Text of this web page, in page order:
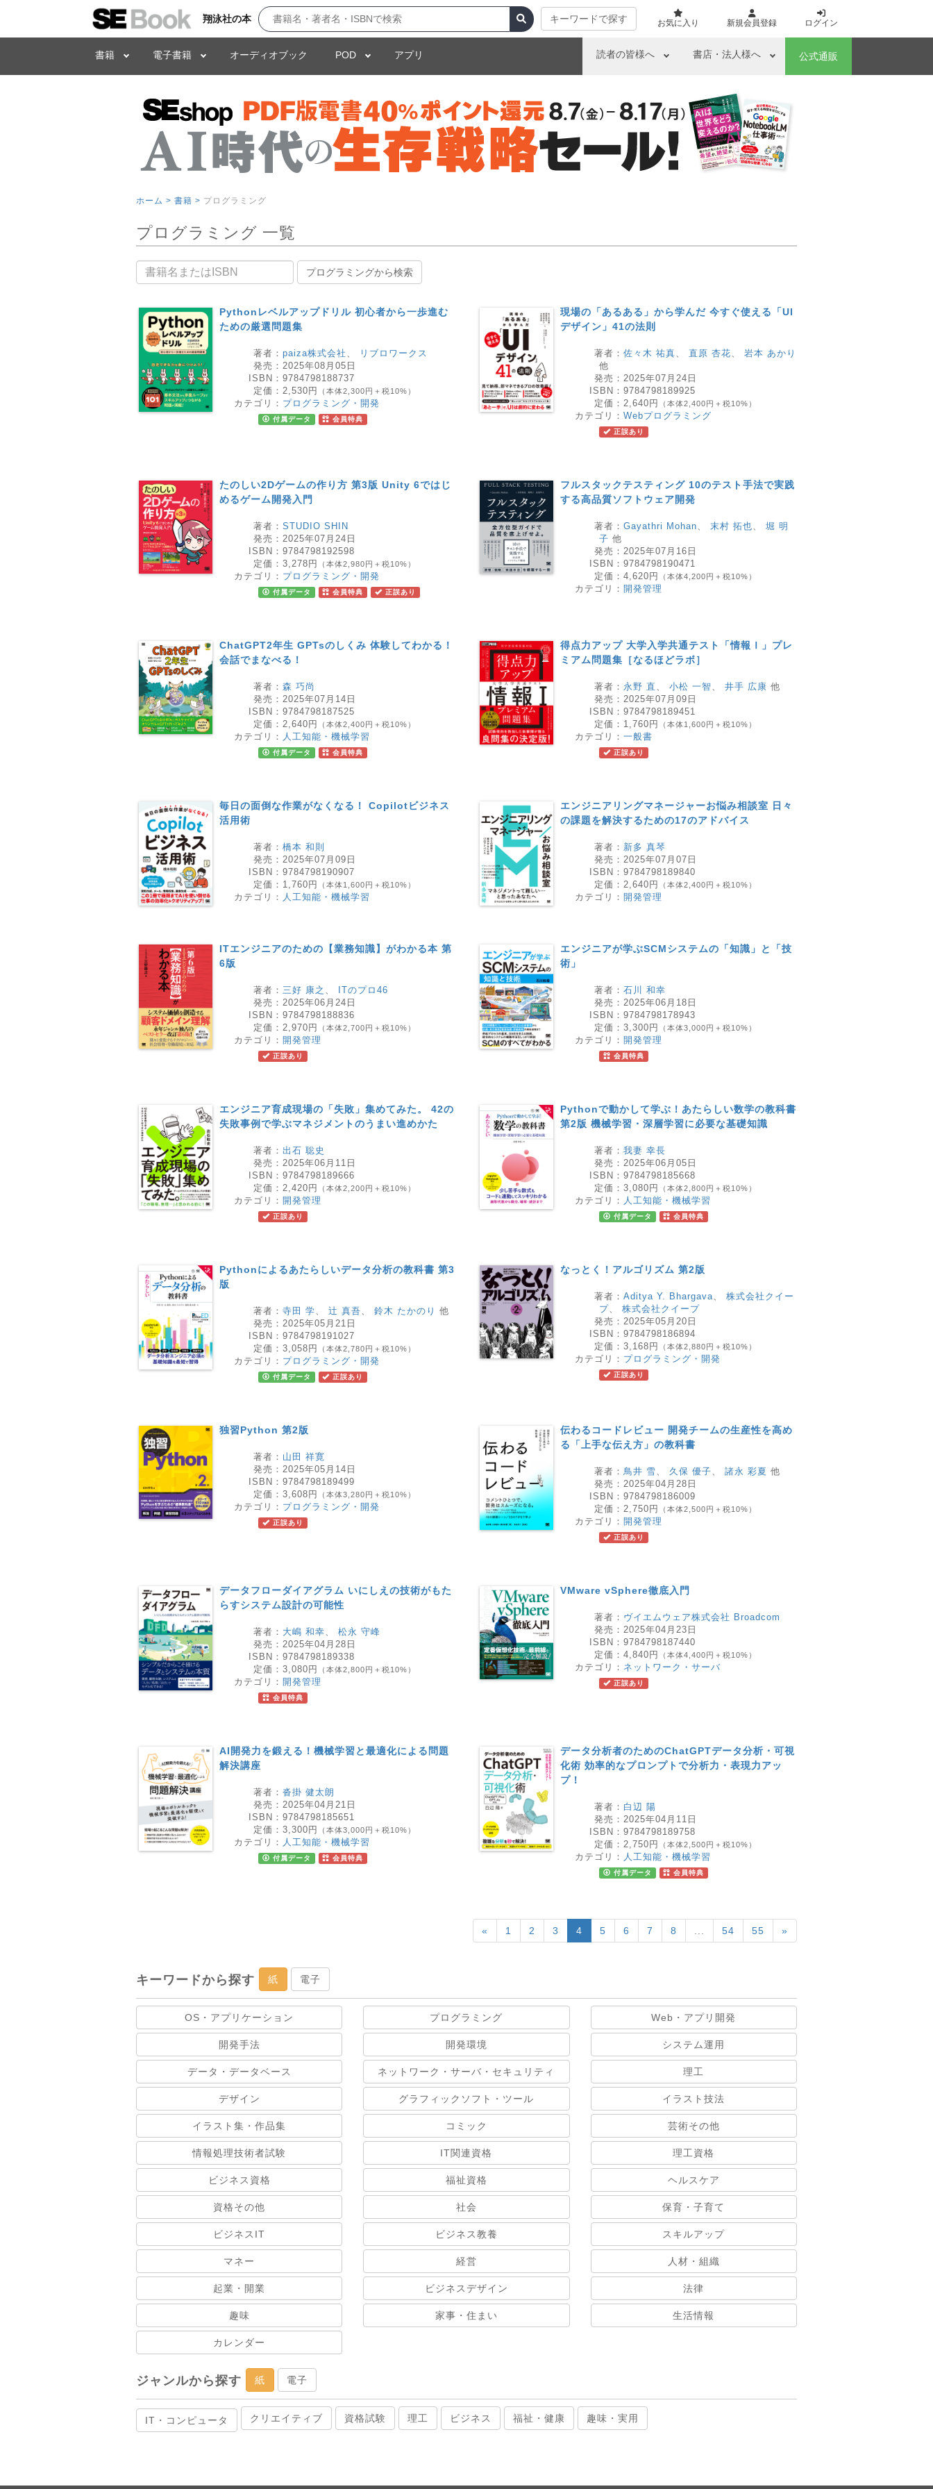
翔泳社の本 キーワードで探す お気に入り 新規会員登録 ログイン
書籍 電子書籍 オーディオブック POD アプリ 読者の皆様へ 書店・法人様へ 公式通販
ホーム > 書籍 > プログラミング
プログラミング 一覧
書籍名 プログラミングから検索
Pythonレベルアップドリル 初心者から一歩進む
ための厳選問題集
著者： paiza株式会社 、
リブロワークス
発売： 2025年08月05日
ISBN： 9784798188737
定価： 2,530円 （本体2,300円＋税10%）
カテゴリ： プログラミング・開発
付属データ 会員特典
現場の「あるある」から学んだ 今すぐ使える「UI
デザイン」41の法則
著者： 佐々木 祐真、 直原 杏花、 岩本 あかり
他
発売： 2025年07月24日
ISBN： 9784798189925
定価： 2,640円 （本体2,400円＋税10%）
カテゴリ： Webプログラミング
正誤あり
たのしい2Dゲームの作り方 第3版 Unity 6ではじ
めるゲーム開発入門
著者： STUDIO SHIN
発売： 2025年07月24日
ISBN： 9784798192598
定価： 3,278円 （本体2,980円＋税10%）
カテゴリ： プログラミング・開発
付属データ 会員特典 正誤あり
フルスタックテスティング 10のテスト手法で実践
する高品質ソフトウェア開発
著者： Gayathri Mohan、 末村 拓也、 堀 明
子 他
発売： 2025年07月16日
ISBN： 9784798190471
定価： 4,620円 （本体4,200円＋税10%）
カテゴリ： 開発管理
ChatGPT2年生 GPTsのしくみ 体験してわかる！
会話でまなべる！
著者： 森 巧尚
発売： 2025年07月14日
ISBN： 9784798187525
定価： 2,640円 （本体2,400円＋税10%）
カテゴリ： 人工知能・機械学習
付属データ 会員特典
得点力アップ 大学入学共通テスト「情報Ｉ」プレ
ミアム問題集［なるほどラボ］
著者： 永野 直 、 小松 一智、 井手 広康 他
発売： 2025年07月09日
ISBN： 9784798189451
定価： 1,760円 （本体1,600円＋税10%）
カテゴリ： 一般書
正誤あり
毎日の面倒な作業がなくなる！ Copilotビジネス
活用術
著者： 橋本 和則
発売： 2025年07月09日
ISBN： 9784798190907
定価： 1,760円 （本体1,600円＋税10%）
カテゴリ： 人工知能・機械学習
エンジニアリングマネージャーお悩み相談室 日々
の課題を解決するための17のアドバイス
著者： 新多 真琴
発売： 2025年07月07日
ISBN： 9784798189840
定価： 2,640円 （本体2,400円＋税10%）
カテゴリ： 開発管理
ITエンジニアのための【業務知識】がわかる本 第
6版
著者： 三好 康之 、
ITのプロ46
発売： 2025年06月24日
ISBN： 9784798188836
定価： 2,970円 （本体2,700円＋税10%）
カテゴリ： 開発管理
正誤あり
エンジニアが学ぶSCMシステムの「知識」と「技
術」
著者： 石川 和幸
発売： 2025年06月18日
ISBN： 9784798178943
定価： 3,300円 （本体3,000円＋税10%）
カテゴリ： 開発管理
会員特典
エンジニア育成現場の「失敗」集めてみた。 42の
失敗事例で学ぶマネジメントのうまい進めかた
著者： 出石 聡史
発売： 2025年06月11日
ISBN： 9784798189666
定価： 2,420円 （本体2,200円＋税10%）
カテゴリ： 開発管理
正誤あり
Pythonで動かして学ぶ！あたらしい数学の教科書
第2版 機械学習・深層学習に必要な基礎知識
著者： 我妻 幸長
発売： 2025年06月05日
ISBN： 9784798185668
定価： 3,080円 （本体2,800円＋税10%）
カテゴリ： 人工知能・機械学習
付属データ 会員特典
Pythonによるあたらしいデータ分析の教科書 第3
版
著者： 寺田 学、 辻 真吾、 鈴木 たかのり 他
発売： 2025年05月21日
ISBN： 9784798191027
定価： 3,058円 （本体2,780円＋税10%）
カテゴリ： プログラミング・開発
付属データ 正誤あり
なっとく！アルゴリズム 第2版
著者： Aditya Y. Bhargava、 株式会社クイー
プ、 株式会社クイープ
発売： 2025年05月20日
ISBN： 9784798186894
定価： 3,168円 （本体2,880円＋税10%）
カテゴリ： プログラミング・開発
正誤あり
独習Python 第2版
著者： 山田 祥寛
発売： 2025年05月14日
ISBN： 9784798189499
定価： 3,608円 （本体3,280円＋税10%）
カテゴリ： プログラミング・開発
正誤あり
伝わるコードレビュー 開発チームの生産性を高め
る「上手な伝え方」の教科書
著者： 鳥井 雪、 久保 優子、 諸永 彩夏 他
発売： 2025年04月28日
ISBN： 9784798186009
定価： 2,750円 （本体2,500円＋税10%）
カテゴリ： 開発管理
正誤あり
データフローダイアグラム いにしえの技術がもた
らすシステム設計の可能性
著者： 大嶋 和幸、 松永 守峰
発売： 2025年04月28日
ISBN： 9784798189338
定価： 3,080円 （本体2,800円＋税10%）
カテゴリ： 開発管理
会員特典
VMware vSphere徹底入門
著者： ヴイエムウェア株式会社 Broadcom
発売： 2025年04月23日
ISBN： 9784798187440
定価： 4,840円 （本体4,400円＋税10%）
カテゴリ： ネットワーク・サーバ
正誤あり
AI開発力を鍛える！機械学習と最適化による問題
解決講座
著者： 沓掛 健太朗
発売： 2025年04月21日
ISBN： 9784798185651
定価： 3,300円 （本体3,000円＋税10%）
カテゴリ： 人工知能・機械学習
付属データ 会員特典
データ分析者のためのChatGPTデータ分析・可視
化術 効率的なプロンプトで分析力・表現力アッ
プ！
著者： 白辺 陽
発売： 2025年04月11日
ISBN： 9784798189758
定価： 2,750円 （本体2,500円＋税10%）
カテゴリ： 人工知能・機械学習
付属データ 会員特典
« 1 2 3 4 5 6 7 8 54 55 »
キーワードから探す 紙 電子
OS・アプリケーション プログラミング Web・アプリ開発
開発手法 開発環境 システム運用
データ・データベース ネットワーク・サーバ・セキュリティ 理工
デザイン グラフィックソフト・ツール イラスト技法
イラスト集・作品集 コミック 芸術その他
情報処理技術者試験 IT関連資格 理工資格
ビジネス資格 福祉資格 ヘルスケア
資格その他 社会 保育・子育て
ビジネスIT ビジネス教養 スキルアップ
マネー 経営 人材・組織
起業・開業 ビジネスデザイン 法律
趣味 家事・住まい 生活情報
カレンダー
ジャンルから探す 紙 電子
IT・コンピュータ クリエイティブ 資格試験 理工 ビジネス 福祉・健康 趣味・実用